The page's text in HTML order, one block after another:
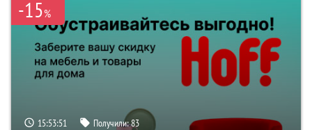
-15%
15:53:50 Получили:83